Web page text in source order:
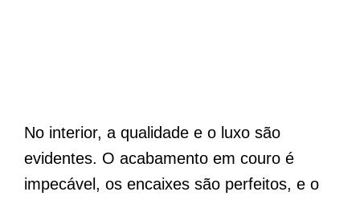
No interior, a qualidade e o luxo são
evidentes. O acabamento em couro é
impecável, os encaixes são perfeitos, e o